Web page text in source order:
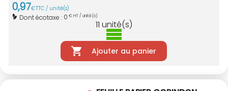
0,97€TTC / unité(s)
Dont écotaxe : 0 € HT / unité(s)
11 unité(s)
Ajouter au panier